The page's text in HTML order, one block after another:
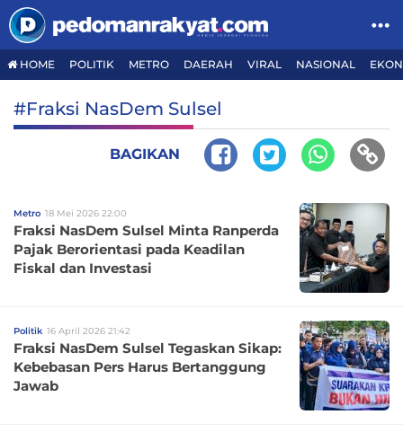
HOME POLITIK METRO DAERAH VIRAL NASIONAL
#Fraksi NasDem Sulsel
BAGIKAN
Metro 18 Mei 2026 22:00
Fraksi NasDem Sulsel Minta Ranperda
Pajak Berorientasi pada Keadilan
Fiskal dan Investasi
Politik 16 April 2026 21:42
Fraksi NasDem Sulsel Tegaskan Sikap:
Kebebasan Pers Harus Bertanggung
Jawab